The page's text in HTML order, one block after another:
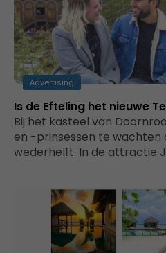
Advertising
Is de Efteling het nieuwe
Bij het kasteel van
en -prinsessen te wachten
wederhelft. In de attractie